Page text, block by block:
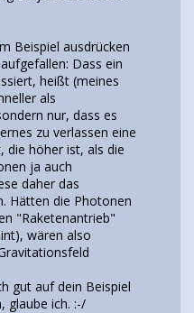
Beispiel ausdrücken
Dass ein
heißt (meines
als
nur, dass es
zu verlassen eine
die höher ist, als die
ja auch
daher das
Hätten die Photonen
"Raketenantrieb"
wären also
gut auf dein Beispiel
glaube ich. :-/